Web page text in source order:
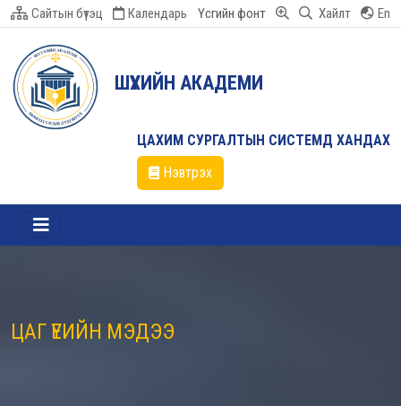
Сайтын бүтэц Календарь Үсгийн фонт Хайлт En
ШҮҮХИЙН АКАДЕМИ
ЦАХИМ СУРГАЛТЫН СИСТЕМД ХАНДАХ
Нэвтрэх
ЦАГ ҮЕИЙН МЭДЭЭ